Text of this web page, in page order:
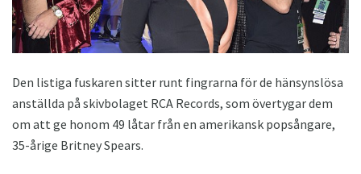
Den listiga fuskaren sitter runt fingrarna för de hänsynslösa
anställda på skivbolaget RCA Records, som övertygar dem
om att ge honom 49 låtar från en amerikansk popsångare,
35-årige Britney Spears.